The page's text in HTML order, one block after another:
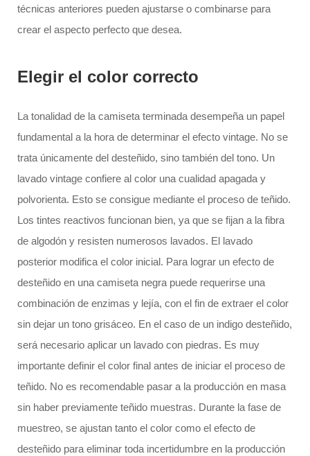
técnicas anteriores pueden ajustarse o combinarse para
crear el aspecto perfecto que desea.
Elegir el color correcto
La tonalidad de la camiseta terminada desempeña un papel
fundamental a la hora de determinar el efecto vintage. No se
trata únicamente del desteñido, sino también del tono. Un
lavado vintage confiere al color una cualidad apagada y
polvorienta. Esto se consigue mediante el proceso de teñido.
Los tintes reactivos funcionan bien, ya que se fijan a la fibra
de algodón y resisten numerosos lavados. El lavado
posterior modifica el color inicial. Para lograr un efecto de
desteñido en una camiseta negra puede requerirse una
combinación de enzimas y lejía, con el fin de extraer el color
sin dejar un tono grisáceo. En el caso de un indigo desteñido,
será necesario aplicar un lavado con piedras. Es muy
importante definir el color final antes de iniciar el proceso de
teñido. No es recomendable pasar a la producción en masa
sin haber previamente teñido muestras. Durante la fase de
muestreo, se ajustan tanto el color como el efecto de
desteñido para eliminar toda incertidumbre en la producción